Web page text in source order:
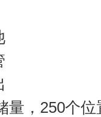
量，250个位